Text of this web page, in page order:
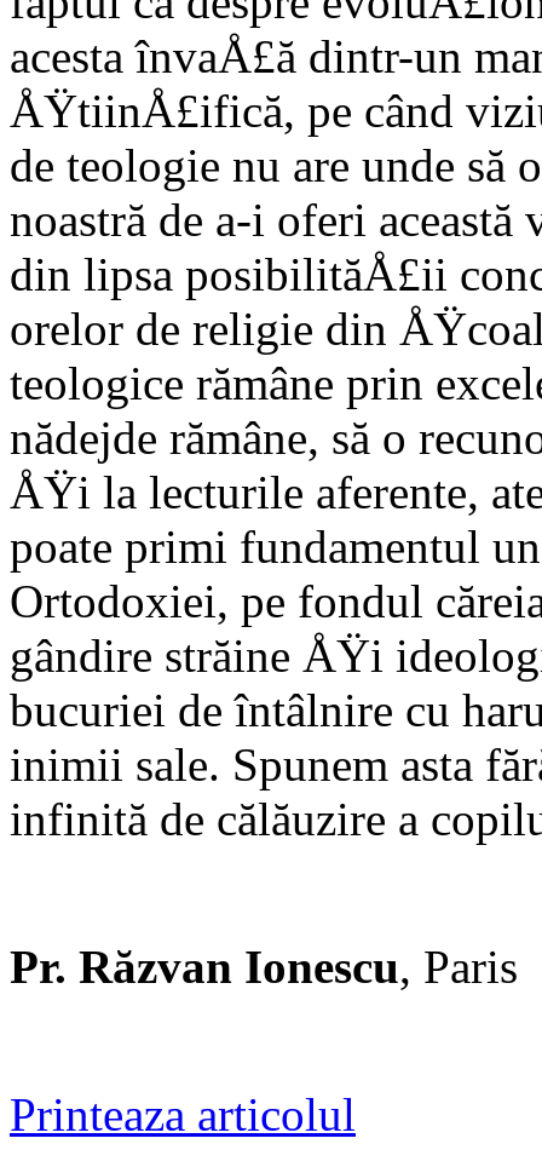
acesta învaÅ£ă dintr-un
ÅŸtiinÅ£ifică, pe când
de teologie nu are unde să
noastră de a-i oferi
din lipsa posibilităÅ£ii
orelor de religie din
teologice rămâne prin
nădejde rămâne, să o
ÅŸi la lecturile aferente,
poate primi fundamentul
Ortodoxiei, pe fondul
gândire străine ÅŸi
bucuriei de întâlnire cu
inimii sale. Spunem asta
infinită de călăuzire a
Pr. Răzvan Ionescu, Paris
Printeaza articolul